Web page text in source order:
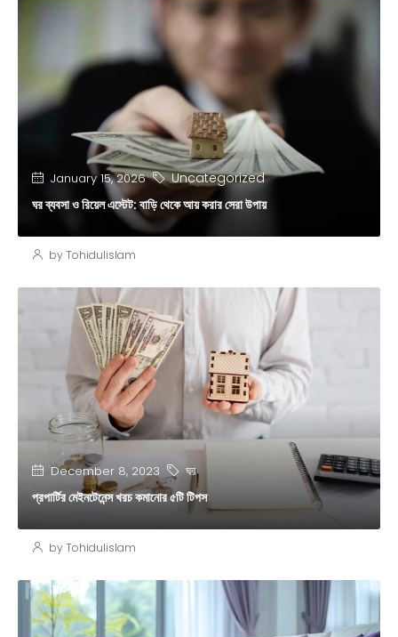
January 15, 2026 Uncategorized
ঘর ব্যবসা ও রিয়েল এস্টেট: বাড়ি থেকে আয় করার সেরা উপায়
by Tohidulislam
December 8, 2023 ঘর
প্রপার্টির মেইনটেনেন্স খরচ কমানোর ৫টি টিপস
by Tohidulislam